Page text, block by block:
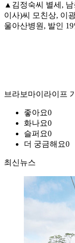
▲김정숙씨 별세, 남
이사)씨 모친상, 이
울아산병원, 발인 19
브라보마이라이프
좋아요0
화나요0
슬퍼요0
더 궁금해요0
최신뉴스